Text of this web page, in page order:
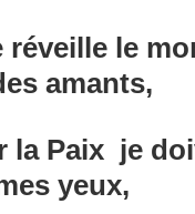
réveille le
amants,
la Paix je
yeux,